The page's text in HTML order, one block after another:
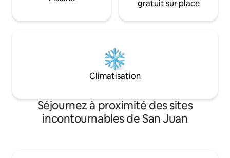
gratuit sur place
Climatisation
Séjournez à proximité des sites
incontournables de San Juan